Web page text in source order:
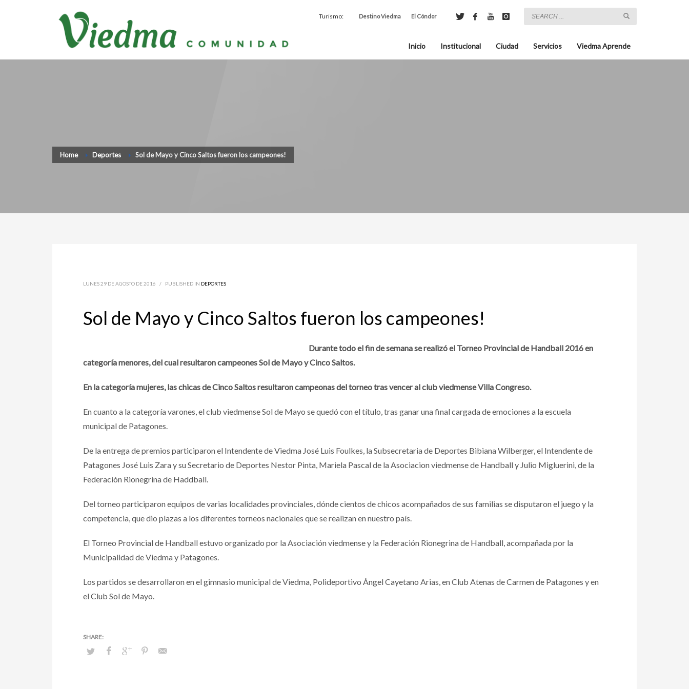
Turismo: Destino Viedma El Cóndor
Inicio Institucional Ciudad Servicios Viedma Aprende
Home Deportes Sol de Mayo y Cinco Saltos fueron los campeones!
LUNES 29 DE AGOSTO DE 2016 / PUBLISHED IN DEPORTES
Sol de Mayo y Cinco Saltos fueron los campeones!
Durante todo el fin de semana se realizó el Torneo Provincial de Handball 2016 en
categoría menores, del cual resultaron campeones Sol de Mayo y Cinco Saltos.
En la categoría mujeres, las chicas de Cinco Saltos resultaron campeonas del torneo tras vencer al club viedmense Villa Congreso.
En cuanto a la categoría varones, el club viedmense Sol de Mayo se quedó con el título, tras ganar una final cargada de emociones a la escuela
municipal de Patagones.
De la entrega de premios participaron el Intendente de Viedma José Luis Foulkes, la Subsecretaria de Deportes Bibiana Wilberger, el Intendente de
Patagones José Luis Zara y su Secretario de Deportes Nestor Pinta, Mariela Pascal de la Asociacion viedmense de Handball y Julio Migluerini, de la
Federación Rionegrina de Haddball.
Del torneo participaron equipos de varias localidades provinciales, dónde cientos de chicos acompañados de sus familias se disputaron el juego y la
competencia, que dio plazas a los diferentes torneos nacionales que se realizan en nuestro país.
El Torneo Provincial de Handball estuvo organizado por la Asociación viedmense y la Federación Rionegrina de Handball, acompañada por la
Municipalidad de Viedma y Patagones.
Los partidos se desarrollaron en el gimnasio municipal de Viedma, Polideportivo Ángel Cayetano Arias, en Club Atenas de Carmen de Patagones y en
el Club Sol de Mayo.